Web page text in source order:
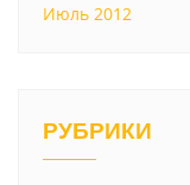
Июль 2012
РУБРИКИ